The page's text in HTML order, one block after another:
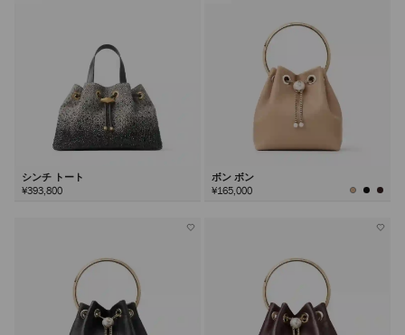
シンチ トート
¥393,800
ボン ボン
¥165,000